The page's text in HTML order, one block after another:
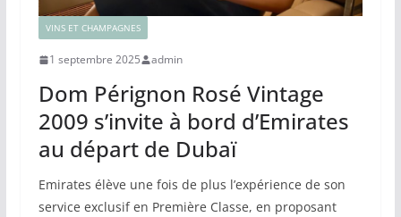
VINS ET CHAMPAGNES
1 septembre 2025 admin
Dom Pérignon Rosé Vintage
2009 s’invite à bord d’Emirates
au départ de Dubaï
Emirates élève une fois de plus l’expérience de son
service exclusif en Première Classe, en proposant